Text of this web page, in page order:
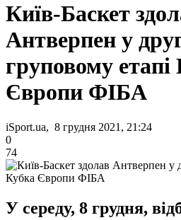
Київ-Баскет
Антверпен у
груповому етапі
Європи ФІБА
iSport.ua, 8 грудня 2021, 21:24
0
74
У середу, 8 грудня,